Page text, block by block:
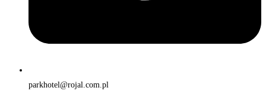
parkhotel@rojal.com.pl